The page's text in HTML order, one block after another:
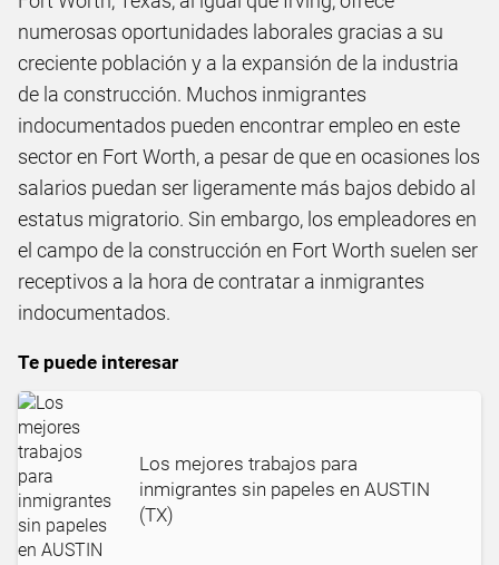
numerosas oportunidades laborales gracias a su
creciente población y a la expansión de la industria
de la construcción. Muchos inmigrantes
indocumentados pueden encontrar empleo en este
sector en Fort Worth, a pesar de que en ocasiones los
salarios puedan ser ligeramente más bajos debido al
estatus migratorio. Sin embargo, los empleadores en
el campo de la construcción en Fort Worth suelen ser
receptivos a la hora de contratar a inmigrantes
indocumentados.
Te puede interesar
Los mejores trabajos para
inmigrantes sin papeles en AUSTIN
(TX)